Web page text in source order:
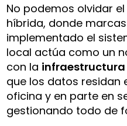
No podemos olvidar
híbrida, donde
implementado el
local actúa como un
con la infraestructura
que los datos residan
oficina y en parte en
gestionando todo de